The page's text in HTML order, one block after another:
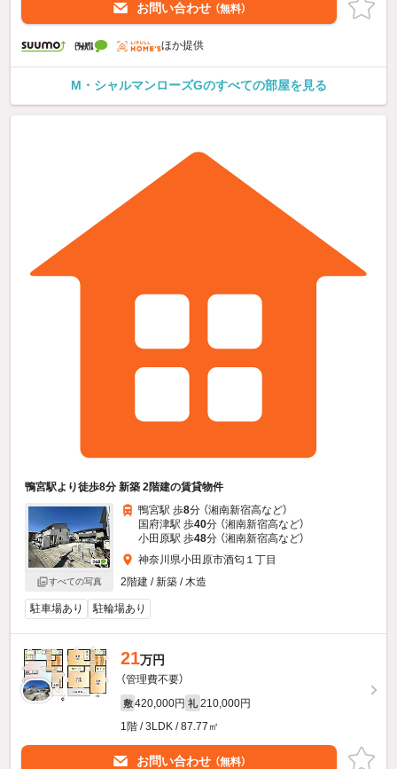
お問い合わせ （無料）
ほか提供
M・シャルマンローズGのすべての部屋を見る
鴨宮駅より徒歩8分 新築 2階建の賃貸物件
すべての写真
鴨宮駅 歩8分 （湘南新宿高など）
国府津駅 歩40分 （湘南新宿高など）
小田原駅 歩48分 （湘南新宿高など）
神奈川県小田原市酒匂１丁目
2階建 / 新築 / 木造
駐車場あり 駐輪場あり
21万円
（管理費不要）
敷 420,000円 礼 210,000円
1階 / 3LDK / 87.77㎡
お問い合わせ （無料）